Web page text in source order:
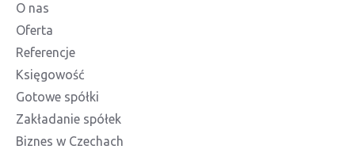
O nas
Oferta
Referencje
Księgowość
Gotowe spółki
Zakładanie spółek
Biznes w Czechach